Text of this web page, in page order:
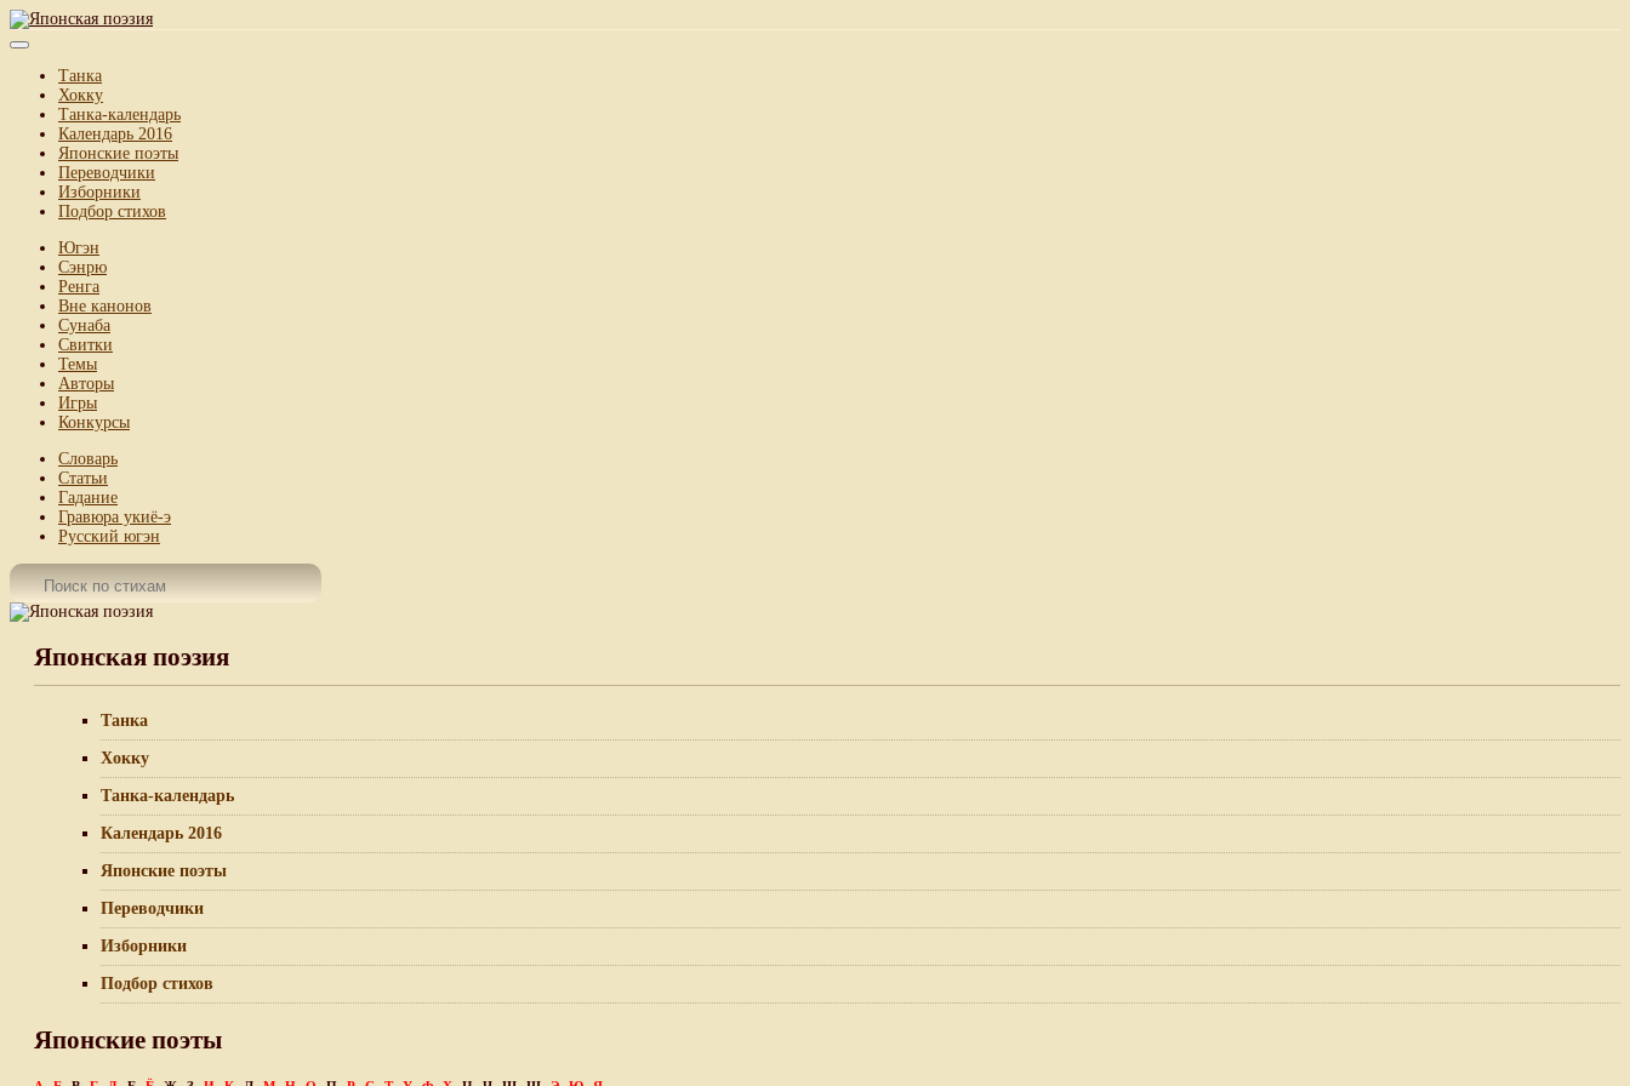
Танка
Хокку
Танка-календарь
Календарь 2016
Японские поэты
Переводчики
Изборники
Подбор стихов
Югэн
Сэнрю
Ренга
Вне канонов
Сунаба
Свитки
Темы
Авторы
Игры
Конкурсы
Словарь
Статьи
Гадание
Гравюра укиё-э
Русский югэн
Японская поэзия
Танка
Хокку
Танка-календарь
Календарь 2016
Японские поэты
Переводчики
Изборники
Подбор стихов
Японские поэты